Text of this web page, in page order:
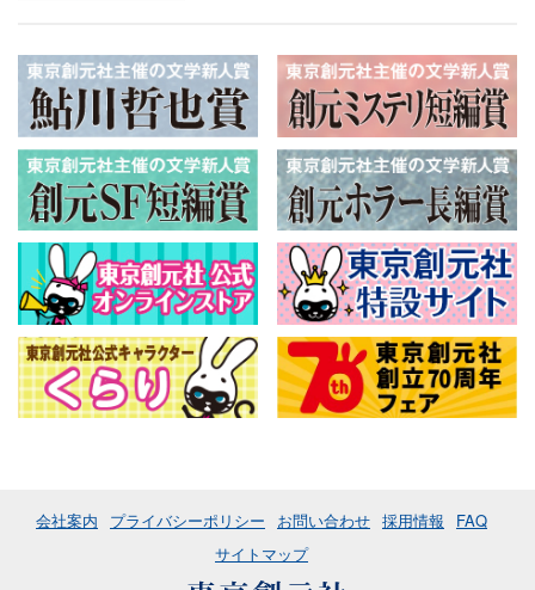
会社案内 プライバシーポリシー お問い合わせ 採用情報
FAQ
サイトマップ